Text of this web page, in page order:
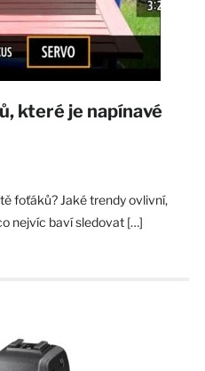
které je napínavé
foťáků? Jaké trendy ovlivní,
nejvíc baví sledovat […]